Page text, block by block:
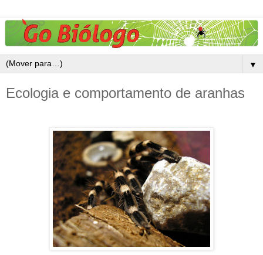
▼
Ecologia e comportamento de aranhas